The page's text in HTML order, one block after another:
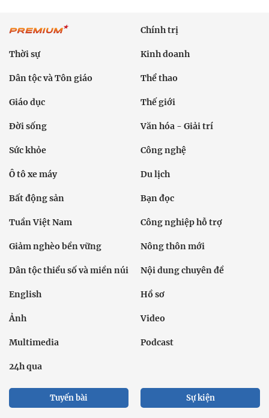
Chính trị
Thời sự Kinh doanh
Dân tộc và Tôn giáo Thể thao
Giáo dục Thế giới
Đời sống Văn hóa - Giải trí
Sức khỏe Công nghệ
Ô tô xe máy Du lịch
Bất động sản Bạn đọc
Tuần Việt Nam Công nghiệp hỗ trợ
Giảm nghèo bền vững Nông thôn mới
Dân tộc thiểu số và miền núi Nội dung chuyên đề
English Hồ sơ
Ảnh Video
Multimedia Podcast
24h qua
Tuyến bài Sự kiện